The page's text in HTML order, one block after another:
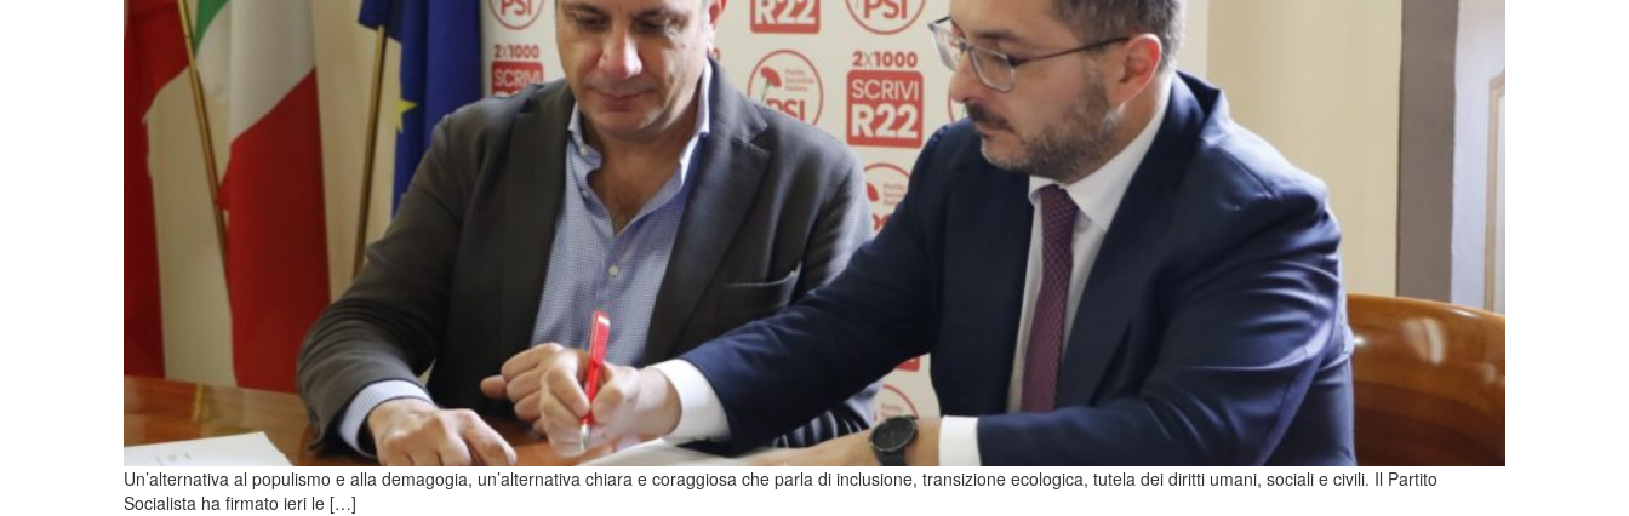
Un’alternativa al populismo e alla demagogia, un’alternativa chiara e coraggiosa che parla di inclusione, transizione ecologica, tutela dei diritti umani, sociali e civili. Il Partito
Socialista ha firmato ieri le […]